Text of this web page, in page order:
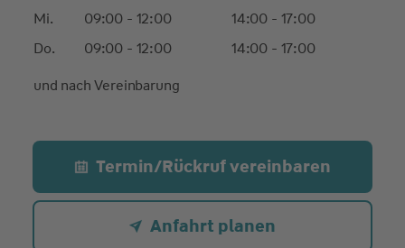
Mi.
09:00 - 12:00
14:00 - 17:00
Do.
09:00 - 12:00
14:00 - 17:00
und nach Vereinbarung
Termin/Rückruf vereinbaren
Anfahrt planen